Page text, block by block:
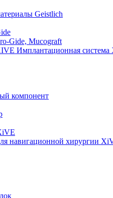
Geistlich
Gide, Mucograft
Имплантационная
компонент
навигационной хирургии